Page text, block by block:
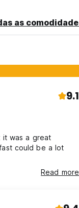
as
9.1
it was a great
could be a lot
Read more